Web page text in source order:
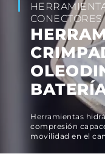
CONECTORES
Herramientas
compresión
movilidad en el